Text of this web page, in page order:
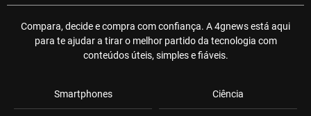
Compara, decide e compra com confiança. A 4gnews está aqui
para te ajudar a tirar o melhor partido da tecnologia com
conteúdos úteis, simples e fiáveis.
Smartphones Ciência